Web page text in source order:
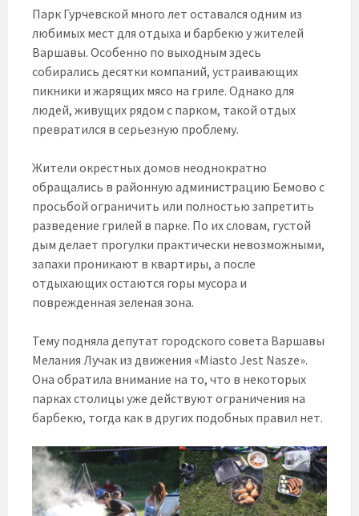
Парк Гурчевской много лет оставался одним из
любимых мест для отдыха и барбекю у жителей
Варшавы. Особенно по выходным здесь
собирались десятки компаний, устраивающих
пикники и жарящих мясо на гриле. Однако для
людей, живущих рядом с парком, такой отдых
превратился в серьезную проблему.
Жители окрестных домов неоднократно
обращались в районную администрацию Бемово с
просьбой ограничить или полностью запретить
разведение грилей в парке. По их словам, густой
дым делает прогулки практически невозможными,
запахи проникают в квартиры, а после
отдыхающих остаются горы мусора и
поврежденная зеленая зона.
Тему подняла депутат городского совета Варшавы
Мелания Лучак из движения «Miasto Jest Nasze».
Она обратила внимание на то, что в некоторых
парках столицы уже действуют ограничения на
барбекю, тогда как в других подобных правил нет.